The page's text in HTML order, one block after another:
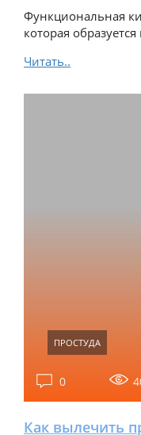
Функциональная
которая
Читать..
ПРОСТУДА
0
Как вылечить